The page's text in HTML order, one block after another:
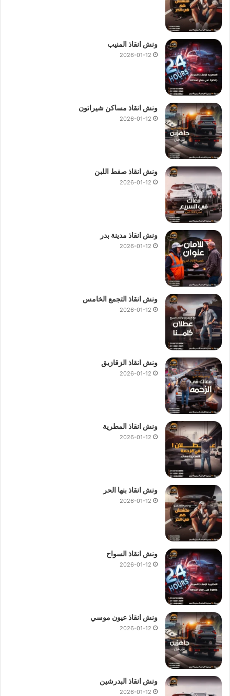
ونش انقاذ المنيب
2026-01-12
ونش انقاذ مساكن شيراتون
2026-01-12
ونش انقاذ صفط اللبن
2026-01-12
ونش انقاذ مدينة بدر
2026-01-12
ونش انقاذ التجمع الخامس
2026-01-12
ونش انقاذ الزقازيق
2026-01-12
ونش انقاذ المطرية
2026-01-12
ونش انقاذ بنها الحر
2026-01-12
ونش انقاذ السواح
2026-01-12
ونش انقاذ عيون موسي
2026-01-12
ونش انقاذ البدرشين
2026-01-12